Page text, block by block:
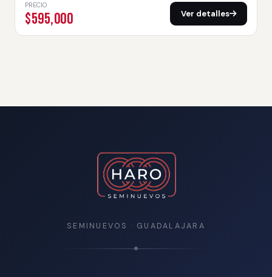
PRECIO
$595,000 Ver detalles
SEMINUEVOS · GUADALAJARA